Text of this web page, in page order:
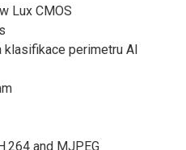
Lux CMOS
klasifikace perimetru AI
and MJPEG